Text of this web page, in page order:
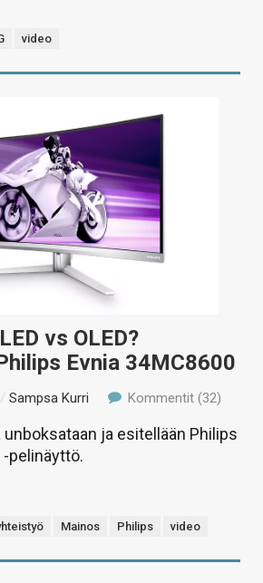
video
vs OLED?
Evnia 34MC8600
/Sampsa Kurri Kommentit (32)
ja esitellään Philips
-pelinäyttö.
Mainos Philips video